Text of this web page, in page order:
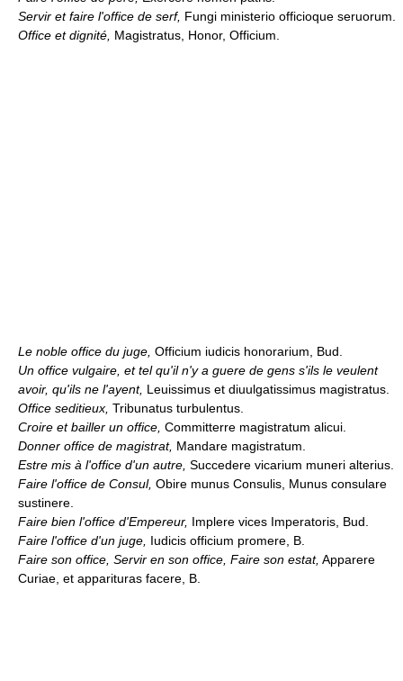
Servir et faire l'office de serf, Fungi ministerio officioque seruorum.
Office et dignité, Magistratus, Honor, Officium.
Le noble office du juge, Officium iudicis honorarium, Bud.
Un office vulgaire, et tel qu'il n'y a guere de gens s'ils le veulent
avoir, qu'ils ne l'ayent, Leuissimus et diuulgatissimus magistratus.
Office seditieux, Tribunatus turbulentus.
Croire et bailler un office, Committerre magistratum alicui.
Donner office de magistrat, Mandare magistratum.
Estre mis à l'office d'un autre, Succedere vicarium muneri alterius.
Faire l'office de Consul, Obire munus Consulis, Munus consulare
sustinere.
Faire bien l'office d'Empereur, Implere vices Imperatoris, Bud.
Faire l'office d'un juge, Iudicis officium promere, B.
Faire son office, Servir en son office, Faire son estat, Apparere
Curiae, et apparituras facere, B.